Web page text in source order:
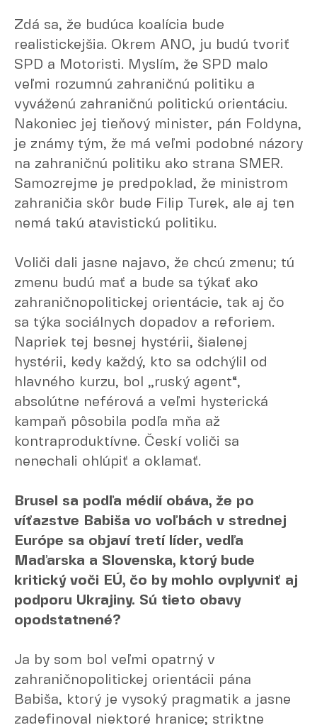
Zdá sa, že budúca koalícia bude
realistickejšia. Okrem ANO, ju budú tvoriť
SPD a Motoristi. Myslím, že SPD malo
veľmi rozumnú zahraničnú politiku a
vyváženú zahraničnú politickú orientáciu.
Nakoniec jej tieňový minister, pán Foldyna,
je známy tým, že má veľmi podobné názory
na zahraničnú politiku ako strana SMER.
Samozrejme je predpoklad, že ministrom
zahraničia skôr bude Filip Turek, ale aj ten
nemá takú atavistickú politiku.
Voliči dali jasne najavo, že chcú zmenu; tú
zmenu budú mať a bude sa týkať ako
zahraničnopolitickej orientácie, tak aj čo
sa týka sociálnych dopadov a reforiem.
Napriek tej besnej hystérii, šialenej
hystérii, kedy každý, kto sa odchýlil od
hlavného kurzu, bol „ruský agent“,
absolútne neférová a veľmi hysterická
kampaň pôsobila podľa mňa až
kontraproduktívne. Českí voliči sa
nenechali ohlúpiť a oklamať.
Brusel sa podľa médií obáva, že po
víťazstve Babiša vo voľbách v strednej
Európe sa objaví tretí líder, vedľa
Maďarska a Slovenska, ktorý bude
kritický voči EÚ, čo by mohlo ovplyvniť aj
podporu Ukrajiny. Sú tieto obavy
opodstatnené?
Ja by som bol veľmi opatrný v
zahraničnopolitickej orientácii pána
Babiša, ktorý je vysoký pragmatik a jasne
zadefinoval niektoré hranice; striktne